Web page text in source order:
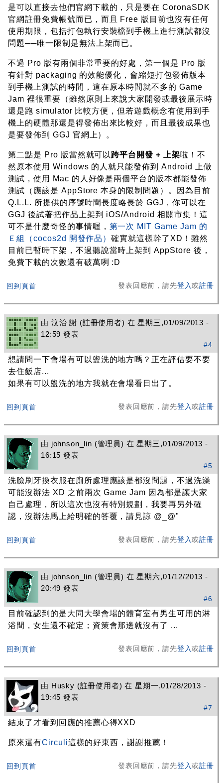
是可以直接去他們官網下載的，只是要在 CoronaSDK
官網註冊免費帳號而已，而且 Free 版目前也沒有任何
使用期限，包括打包執行安裝檔到手機上進行測試都沒
問題──唯一限制是無法上架而已。
不過 Pro 版有兩個非常重要的好處，第一個是 Pro 版
有針對 packaging 的效能優化，會縮短打包發佈版本
到手機上測試的時間，這在原本時間就不多的 Game
Jam 裡很重要（雖然原則上來說大家開發或最後展示時
還是跑 simulator 比較方便，但若遊戲概念有使用到手
機上的硬體那還是得發佈出來比較好，而且最後成果也
是要發佈到 GGJ 官網上）。
第二點是 Pro 版當然就可以 跨平台開發 + 上架啦！不
然原本使用 Windows 的人就只能發佈到 Android 上做
測試，使用 Mac 的人好像是兩個平台的版本都能發佈
測試（應該是 AppStore 本身的限制問題）。因為目前
Q.L.L. 所提供的序號時間長度略長於 GGJ，你可以在
GGJ 後試著把作品上架到 iOS/Android 相關市集！這
可不是什麼奇怪的事情喔， 第一次 MIT Game Jam 的
Ｅ組（cocos2d 開發作品）確實就這樣幹了XD！雖然
目前已暫時下架，不過聽說當時上架到 AppStore 後，
免費下載的次數還有破萬咧 :D
回到頁首 發表回應前，請先登入或註冊
由 汶治 謝 (註冊使用者) 在 星期三,01/09/2013 -
12:59 發表
#4
想請問一下會場有可以盥洗的地方嗎？正在評估要不要
去住飯店...
如果有可以盥洗的地方我就在會場看日出了。
回到頁首 發表回應前，請先登入或註冊
由 johnson_lin (管理員) 在 星期三,01/09/2013 -
16:15 發表
#5
洗臉刷牙換衣服在廁所處理應該是都沒問題，不過洗澡
可能沒辦法 XD 之前兩次 Game Jam 因為都是讓大家
自己處理，所以這次也沒有特別規劃，我要再另外確
認，沒辦法馬上給明確的答覆，請見諒 @_@"
回到頁首 發表回應前，請先登入或註冊
由 johnson_lin (管理員) 在 星期六,01/12/2013 -
20:49 發表
#6
目前確認到的是大同大學會場的體育室有男生可用的淋
浴間，女生還不確定；資策會那邊就沒有了 ...
回到頁首 發表回應前，請先登入或註冊
由 Husky (註冊使用者) 在 星期一,01/28/2013 -
19:45 發表
#7
結束了才看到回應的推薦心得XXD
原來還有Circuli這樣的好東西，謝謝推薦！
回到頁首 發表回應前，請先登入或註冊